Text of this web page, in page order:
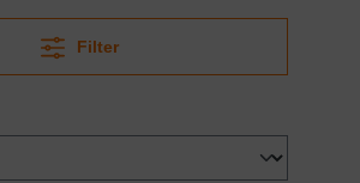
Filter